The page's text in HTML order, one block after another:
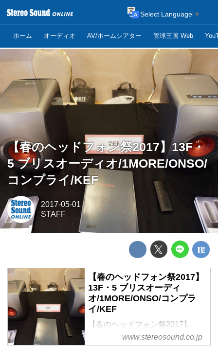
ホーム オーディオ AV/ホームシアター 管球王国 Web
Select Language ▼
【春のヘッドフォン祭2017】13F・
5 ブリスオーディオ/1MORE/ONSO/
コンプライ/KEF
2017-05-01
STAFF
【春のヘッドフォン祭2017】
13F・5 ブリスオーディ
オ/1MORE/ONSO/コンプラ
イ/KEF
【春のヘッドフォン祭2017】
13F・その5:
ブリスオーディオ / 1MORE /
www.stereosound.co.jp